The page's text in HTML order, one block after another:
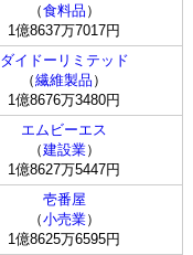
（食料品 ）
1億8637万7017円
ダイドーリミテッド
（繊維製品 ）
1億8676万3480円
エムビーエス
（建設業）
1億8627万5447円
壱番屋
（小売業）
1億8625万6595円